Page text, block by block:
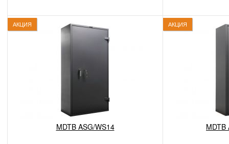
АКЦИЯ
MDTB ASG/WS14
АКЦИЯ
MDTB